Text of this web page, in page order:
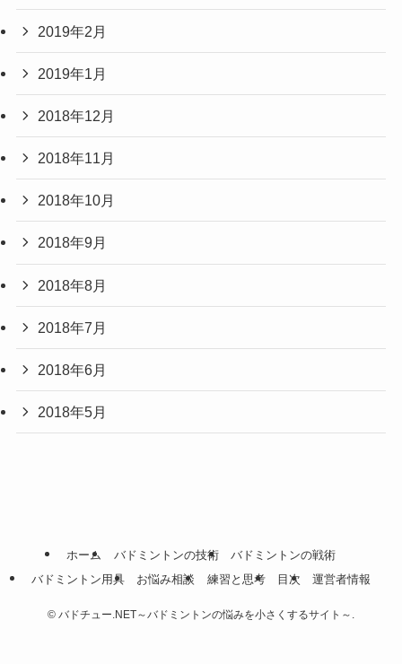
2019年2月
2019年1月
2018年12月
2018年11月
2018年10月
2018年9月
2018年8月
2018年7月
2018年6月
2018年5月
ホーム バドミントンの技術
バドミントンの戦術
バドミントン用具
お悩み相談 練習と思考 目次 運営者情報
© バドチュー.NET～バドミントンの悩みを小さくするサイト～.